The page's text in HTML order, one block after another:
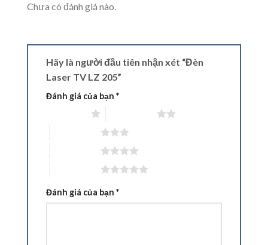
Chưa có đánh giá nào.
Hãy là người đầu tiên nhận xét “Đèn
Laser TV LZ 205”
Đánh giá của bạn *
Đánh giá của bạn *